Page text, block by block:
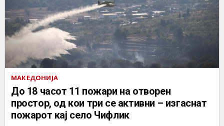
МАКЕДОНИЈА
До 18 часот 11 пожари на отворен
простор, од кои три се активни – изгаснат
пожарот кај село Чифлик